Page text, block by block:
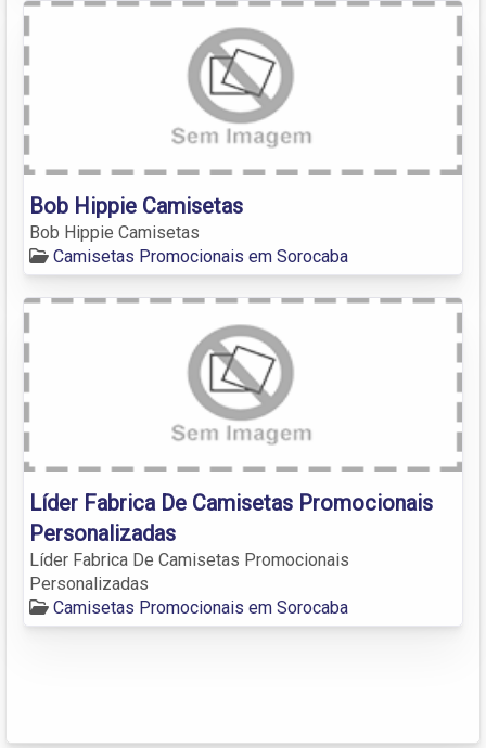
Bob Hippie Camisetas
Bob Hippie Camisetas
Camisetas Promocionais em Sorocaba
Líder Fabrica De Camisetas Promocionais
Personalizadas
Líder Fabrica De Camisetas Promocionais
Personalizadas
Camisetas Promocionais em Sorocaba